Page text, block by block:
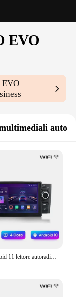
EVO
EVO
auto
Junsun Android 11 lettore autoradio per Fiat Grande Punto Linea 2007-2012 navigazione GPS multimediale supporto autoradio Carplay